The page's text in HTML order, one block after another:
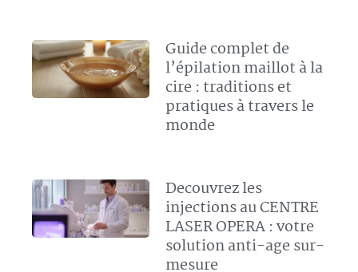
Guide complet de
l’épilation maillot à la
cire : traditions et
pratiques à travers le
monde
Decouvrez les
injections au CENTRE
LASER OPERA : votre
solution anti-age sur-
mesure